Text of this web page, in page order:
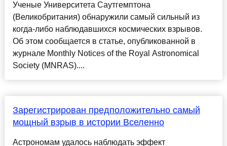
Ученые Университета Саутгемптона
(Великобритания) обнаружили самый сильный из
когда-либо наблюдавшихся космических взрывов.
Об этом сообщается в статье, опубликованной в
журнале Monthly Notices of the Royal Astronomical
Society (MNRAS)....
Зарегистрирован предположительно самый
мощный взрыв в истории Вселенно
Астрономам удалось наблюдать эффект